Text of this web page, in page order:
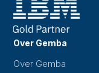
Over Gemba
Over Gemba